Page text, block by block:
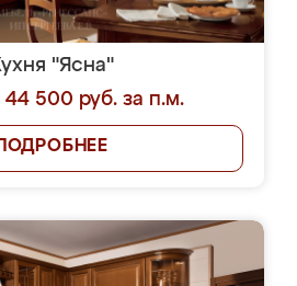
"Ясна"
44 500 руб. за п.м.
ПОДРОБНЕЕ